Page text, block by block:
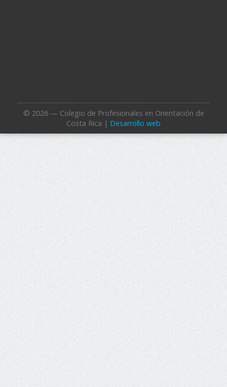
© 2026 — Colegio de Profesionales en Orientación de
Costa Rica | Desarrollo web